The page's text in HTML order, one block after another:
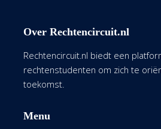
Over Rechtencircuit.nl
Rechtencircuit.nl biedt een
rechtenstudenten om zich te
toekomst.
Menu